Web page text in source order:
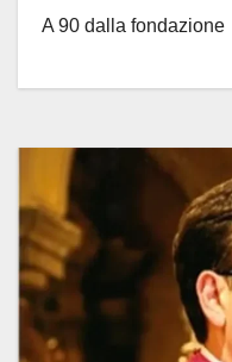
A 90 dalla fondazione